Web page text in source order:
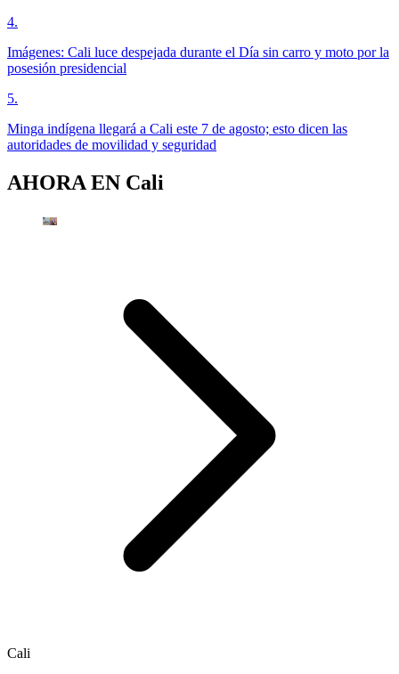
4.
Imágenes: Cali luce despejada durante el Día sin carro y moto por la
posesión presidencial
5.
Minga indígena llegará a Cali este 7 de agosto; esto dicen las
autoridades de movilidad y seguridad
AHORA EN Cali
Cali